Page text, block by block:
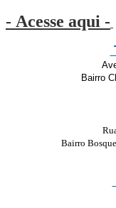
- Acesse aqui -
Bairro
Bairro